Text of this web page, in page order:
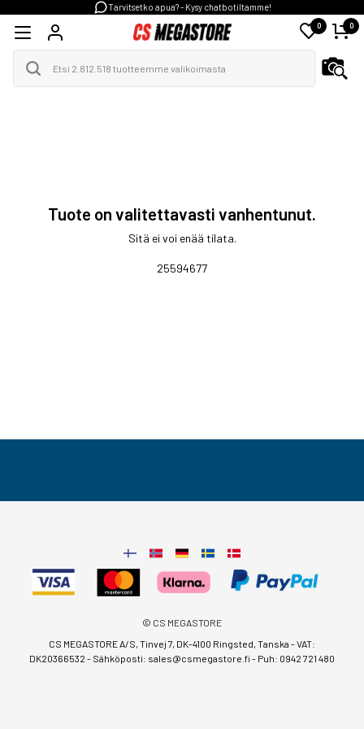
Tarvitsetko apua? - Kysy chatbotiltamme!
0 0
Tuote on valitettavasti vanhentunut.
Sitä ei voi enää tilata.
25594677
© CS MEGASTORE
CS MEGASTORE A/S, Tinvej 7, DK-4100 Ringsted, Tanska - VAT:
DK20366532 - Sähköposti: sales@csmegastore.fi- Puh: 0942 721 480